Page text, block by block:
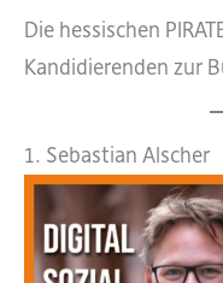
Die hessischen
Kandidierenden zur
1. Sebastian Alscher